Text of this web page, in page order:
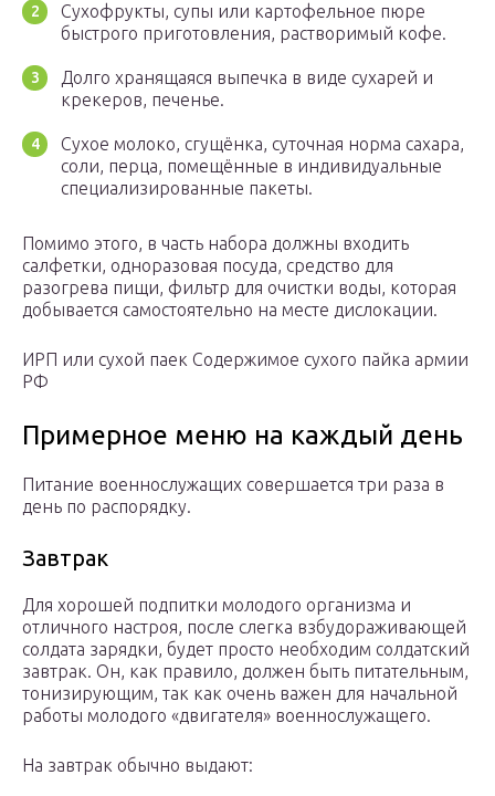
Сухофрукты, супы или картофельное пюре
быстрого приготовления, растворимый кофе.
Долго хранящаяся выпечка в виде сухарей и
крекеров, печенье.
Сухое молоко, сгущёнка, суточная норма сахара,
соли, перца, помещённые в индивидуальные
специализированные пакеты.
Помимо этого, в часть набора должны входить
салфетки, одноразовая посуда, средство для
разогрева пищи, фильтр для очистки воды, которая
добывается самостоятельно на месте дислокации.
ИРП или сухой паек Содержимое сухого пайка армии
РФ
Примерное меню на каждый день
Питание военнослужащих совершается три раза в
день по распорядку.
Завтрак
Для хорошей подпитки молодого организма и
отличного настроя, после слегка взбудораживающей
солдата зарядки, будет просто необходим солдатский
завтрак. Он, как правило, должен быть питательным,
тонизирующим, так как очень важен для начальной
работы молодого «двигателя» военнослужащего.
На завтрак обычно выдают: